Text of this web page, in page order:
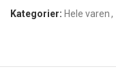
Kategorier: Hele varen,